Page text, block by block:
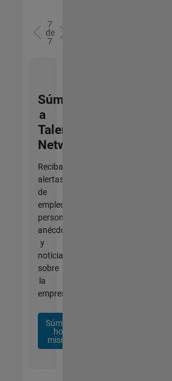
7
de
7
Súmese
a
Talent
Network
Reciba
alertas
de
empleo
personalizadas,
anécdotas
y
noticias
sobre
la
empresa.
Súmese
hoy
mismo